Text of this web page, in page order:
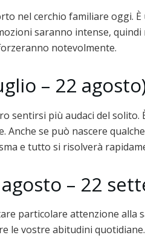
nel cerchio familiare oggi.
saranno intense,
notevolmente.
– 22
sentirsi più audaci del
Anche se può nascere
e tutto si risolverà
– 22
particolare attenzione alla
le vostre abitudini